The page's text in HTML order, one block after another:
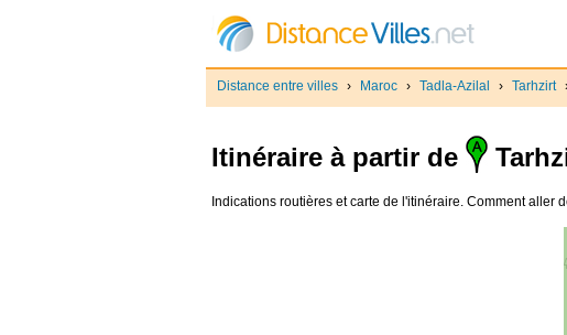
Distance entre villes › Maroc › Tadla-Azilal › Tarhzirt
Itinéraire à partir de
Indications routières et carte de l'itinéraire. Comment aller